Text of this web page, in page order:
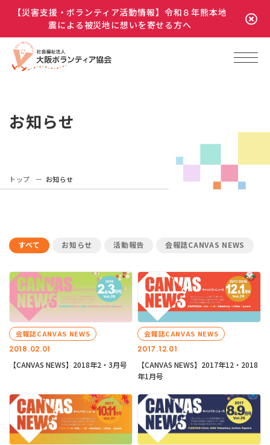
【災害支援・ボランティア活動情報】令和８年熊本地
震による被災地に想いを寄せる方へ
お知らせ
トップ お知らせ
すべて お知らせ 活動報告 会報誌CANVAS NEWS
2018.02.01
会報誌CANVAS NEWS
【CANVAS NEWS】2018年2・3月号
2017.12.01
会報誌CANVAS NEWS
【CANVAS NEWS】2017年12・2018
年1月号